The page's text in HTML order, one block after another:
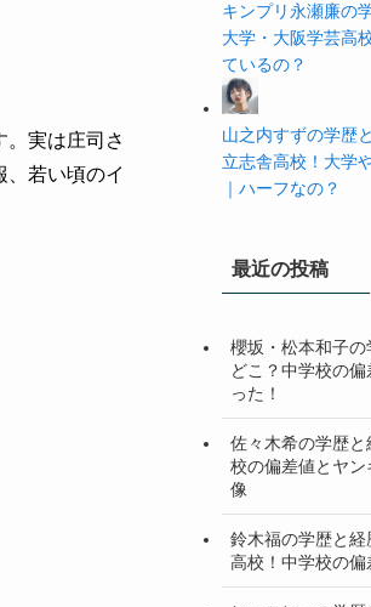
実は庄司さ
若い頃のイ
キンプリ永瀬廉の
大学・大阪学芸高
ているの？
山之内すずの学歴
立志舎高校！大学
｜ハーフなの？
最近の投稿
櫻坂・松本和子
どこ？中学校の
った！
佐々木希の学歴
校の偏差値とヤ
像
鈴木福の学歴と
高校！中学校の偏